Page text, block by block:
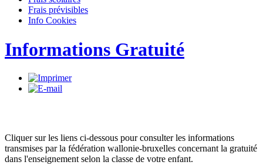
Frais prévisibles
Info Cookies
Informations Gratuité
Cliquer sur les liens ci-dessous pour consulter les informations
transmises par la fédération wallonie-bruxelles concernant la gratuité
dans l'enseignement selon la classe de votre enfant.